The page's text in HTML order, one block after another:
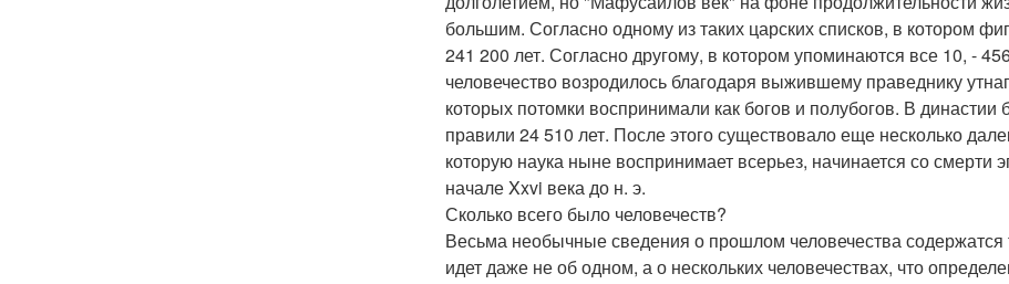
большим. Согласно одному из таких царских списков, в котором
241 200 лет. Согласно другому, в котором упоминаются все 10, -
человечество возродилось благодаря выжившему праведнику
которых потомки воспринимали как богов и полубогов. В
правили 24 510 лет. После этого существовало еще несколько
которую наука ныне воспринимает всерьез, начинается со смерти
начале Xxvi века до н. э.
Сколько всего было человечеств?
Весьма необычные сведения о прошлом человечества
идет даже не об одном, а о нескольких человечествах, что